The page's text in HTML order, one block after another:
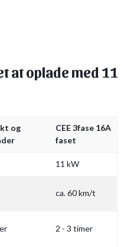
at oplade med 11
og
CEE 3fase 16A
faset
11 kW
ca. 60 km/t
2 - 3 timer